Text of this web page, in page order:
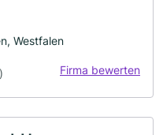
Westfalen
Firma bewerten